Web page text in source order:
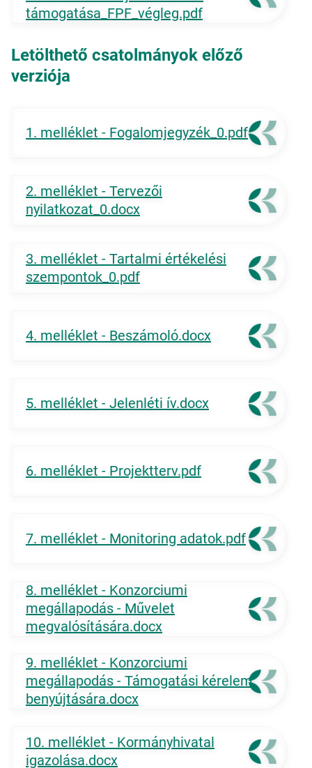
támogatása_FPF_végleg.pdf
Letölthető csatolmányok előző
verziója
1. melléklet - Fogalomjegyzék_0.pdf
2. melléklet - Tervezői
nyilatkozat_0.docx
3. melléklet - Tartalmi értékelési
szempontok_0.pdf
4. melléklet - Beszámoló.docx
5. melléklet - Jelenléti ív.docx
6. melléklet - Projektterv.pdf
7. melléklet - Monitoring adatok.pdf
8. melléklet - Konzorciumi
megállapodás - Művelet
megvalósítására.docx
9. melléklet - Konzorciumi
megállapodás - Támogatási kérelem
benyújtására.docx
10. melléklet - Kormányhivatal
igazolása.docx